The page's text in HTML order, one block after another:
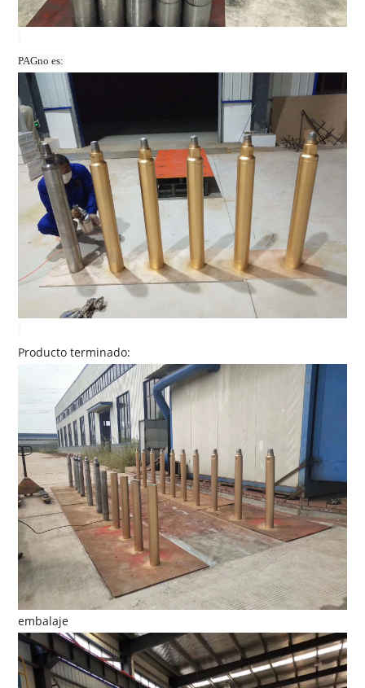
PAGno es:
Producto terminado:
embalaje